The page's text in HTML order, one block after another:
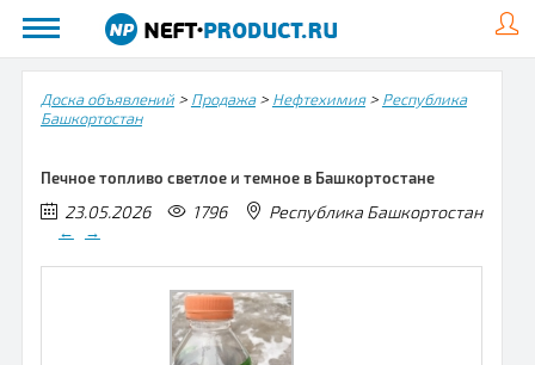
Доска объявлений> Продажа> Нефтехимия> Республика
Башкортостан
Печное топливо светлое и темное в Башкортостане
23.05.2026 1796 Республика Башкортостан
← →